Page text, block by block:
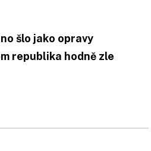
šlo jako opravy
republika hodně zle